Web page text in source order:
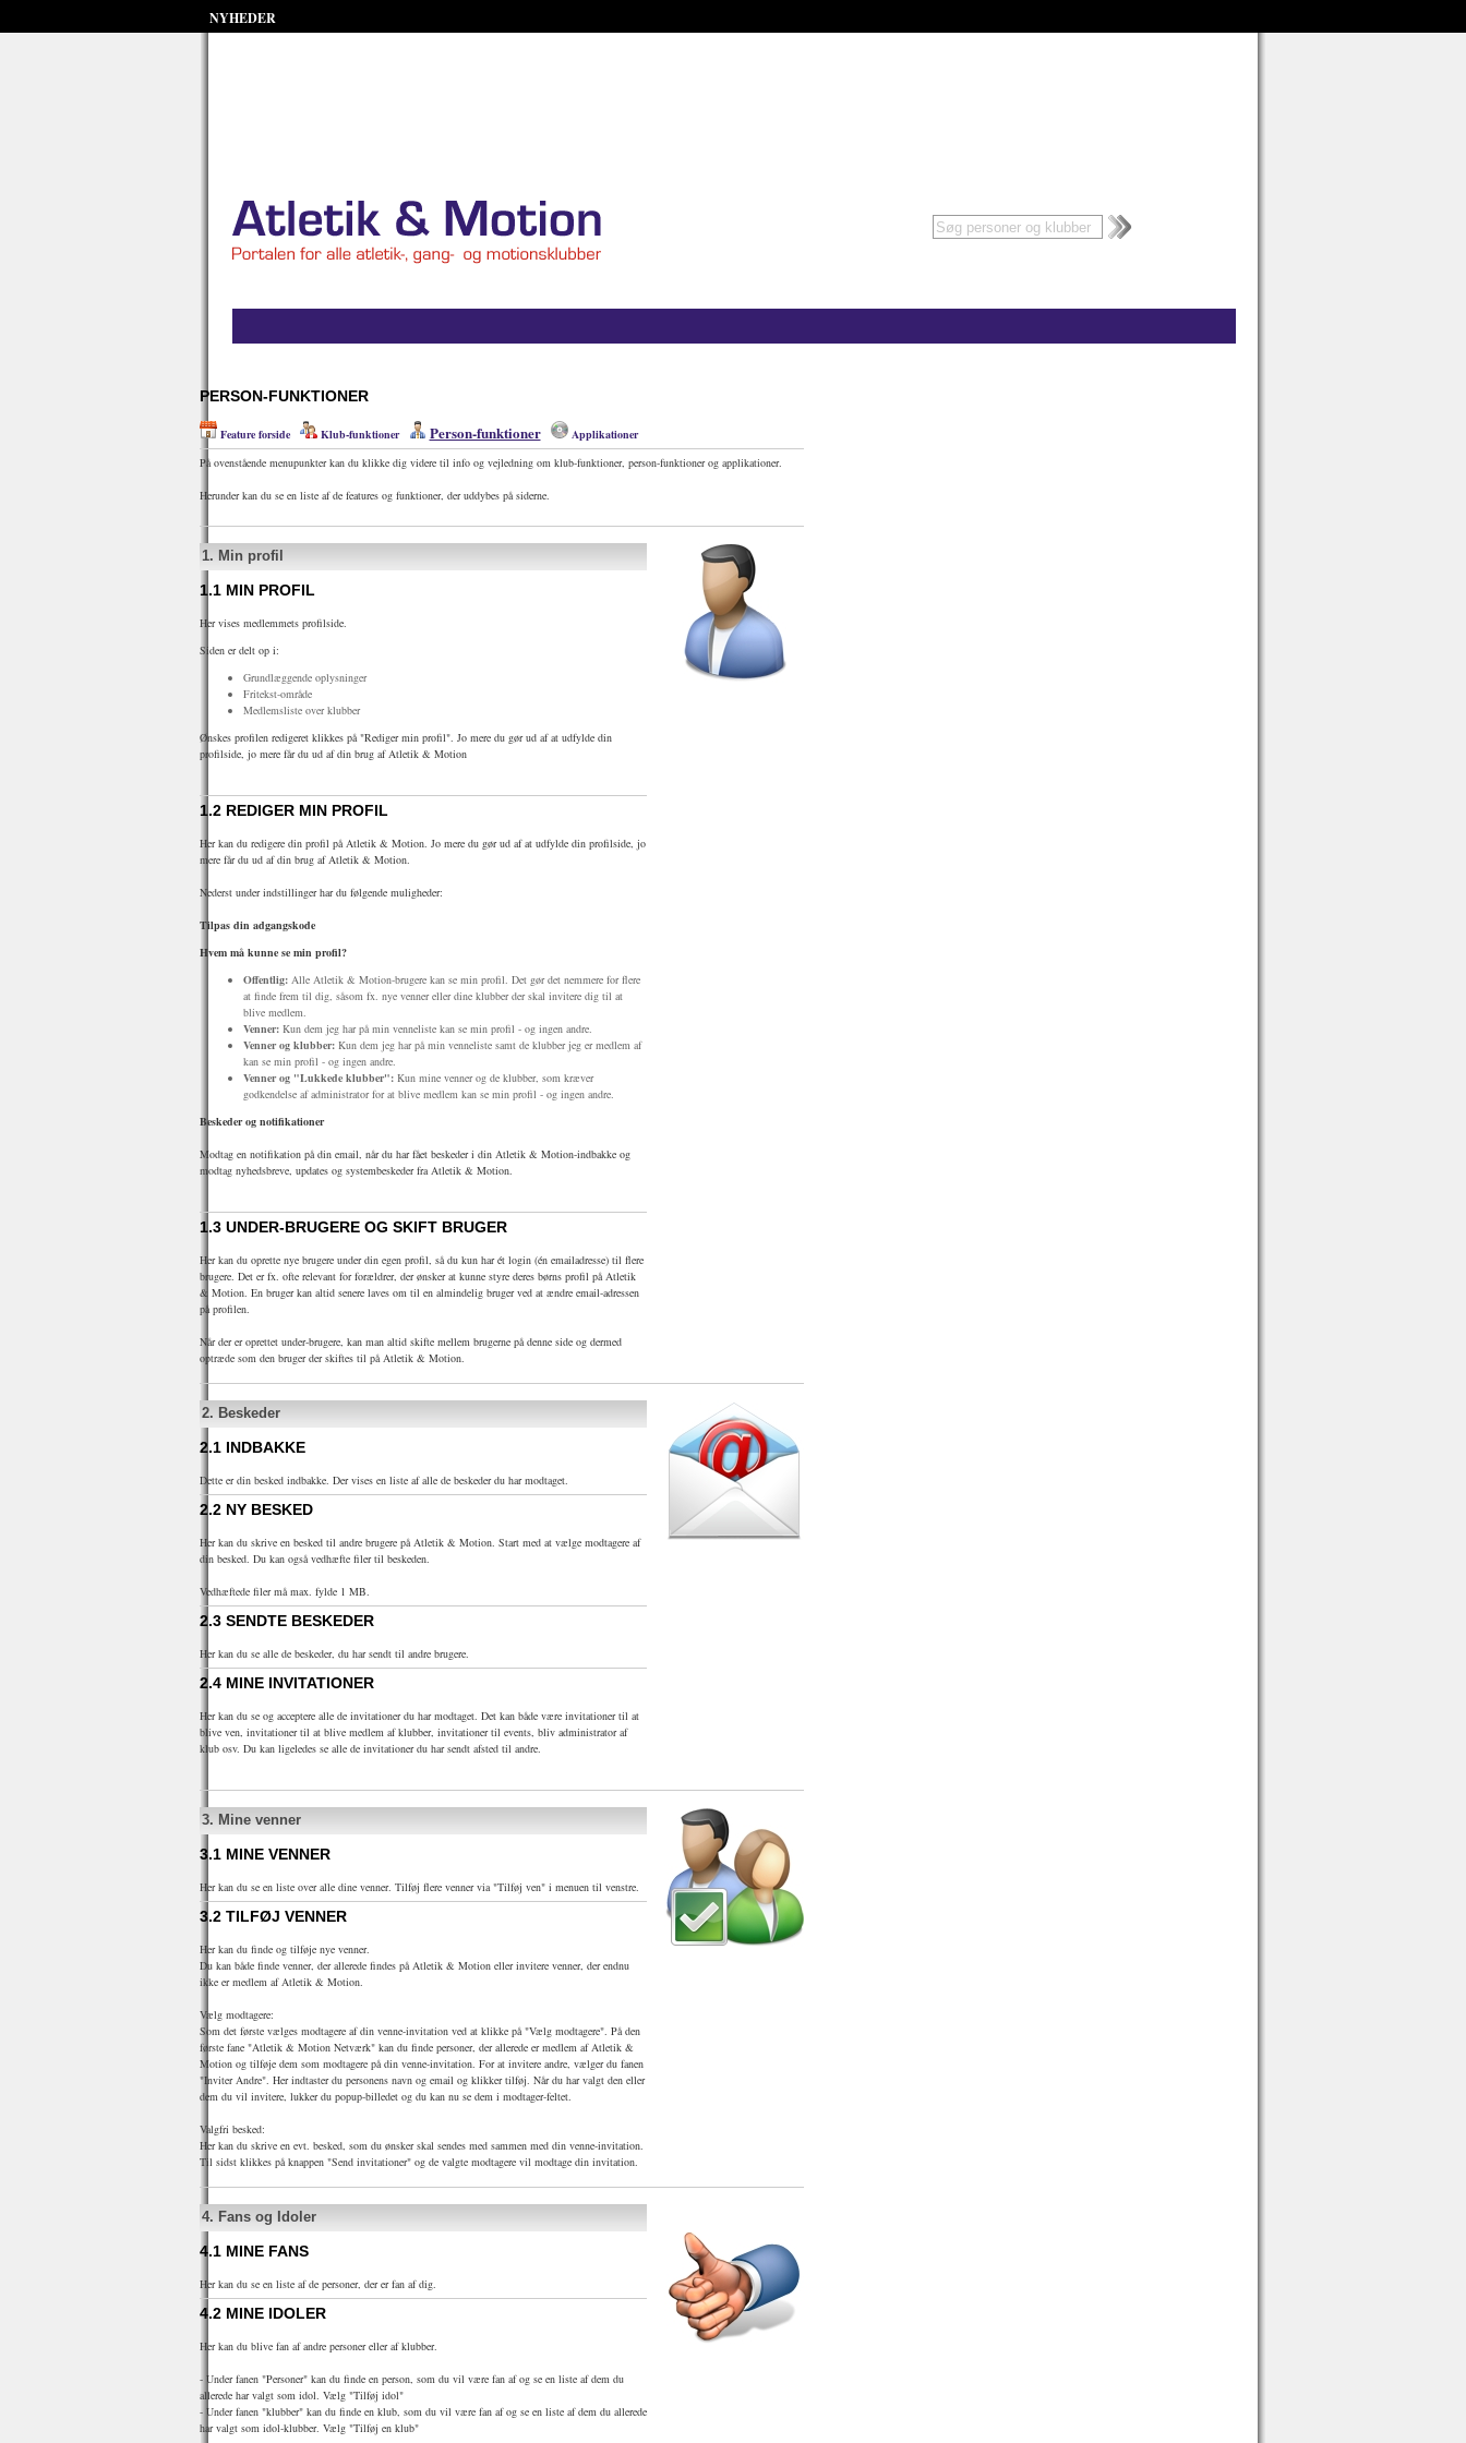
NYHEDER
PERSON-FUNKTIONER
Feature forside Klub-funktioner Person-funktioner
Applikationer
På ovenstående menupunkter kan du klikke dig videre til info og vejledning om klub-funktioner, person-funktioner og applikationer.
Herunder kan du se en liste af de features og funktioner, der uddybes på siderne.
1. Min profil
1.1 MIN PROFIL
Her vises medlemmets profilside.
Siden er delt op i:
Grundlæggende oplysninger
Fritekst-område
Medlemsliste over klubber
Ønskes profilen redigeret klikkes på "Rediger min profil". Jo mere du gør ud af at udfylde din
profilside, jo mere får du ud af din brug af Atletik & Motion
1.2 REDIGER MIN PROFIL
Her kan du redigere din profil på Atletik & Motion. Jo mere du gør ud af at udfylde din profilside, jo
mere får du ud af din brug af Atletik & Motion.
Nederst under indstillinger har du følgende muligheder:
Tilpas din adgangskode
Hvem må kunne se min profil?
Offentlig: Alle Atletik & Motion-brugere kan se min profil. Det gør det nemmere for flere
at finde frem til dig, såsom fx. nye venner eller dine klubber der skal invitere dig til at
blive medlem.
Venner:Kun dem jeg har på min venneliste kan se min profil - og ingen andre.
Venner og klubber: Kun dem jeg har på min venneliste samt de klubber jeg er medlem af
kan se min profil - og ingen andre.
Venner og "Lukkede klubber": Kun mine venner og de klubber, som kræver
godkendelse af administrator for at blive medlem kan se min profil - og ingen andre.
Beskeder og notifikationer
Modtag en notifikation på din email, når du har fået beskeder i din Atletik & Motion-indbakke og
modtag nyhedsbreve, updates og systembeskeder fra Atletik & Motion.
1.3 UNDER-BRUGERE OG SKIFT BRUGER
Her kan du oprette nye brugere under din egen profil, så du kun har ét login (én emailadresse) til flere
brugere. Det er fx. ofte relevant for forældrer, der ønsker at kunne styre deres børns profil på Atletik
& Motion. En bruger kan altid senere laves om til en almindelig bruger ved at ændre email-adressen
på profilen.
Når der er oprettet under-brugere, kan man altid skifte mellem brugerne på denne side og dermed
optræde som den bruger der skiftes til på Atletik & Motion.
2. Beskeder
2.1 INDBAKKE
Dette er din besked indbakke. Der vises en liste af alle de beskeder du har modtaget.
2.2 NY BESKED
Her kan du skrive en besked til andre brugere på Atletik & Motion. Start med at vælge modtagere af
din besked. Du kan også vedhæfte filer til beskeden.
Vedhæftede filer må max. fylde 1 MB.
2.3 SENDTE BESKEDER
Her kan du se alle de beskeder, du har sendt til andre brugere.
2.4 MINE INVITATIONER
Her kan du se og acceptere alle de invitationer du har modtaget. Det kan både være invitationer til at
blive ven, invitationer til at blive medlem af klubber, invitationer til events, bliv administrator af
klub osv. Du kan ligeledes se alle de invitationer du har sendt afsted til andre.
3. Mine venner
3.1 MINE VENNER
Her kan du se en liste over alle dine venner. Tilføj flere venner via "Tilføj ven" i menuen til venstre.
3.2 TILFØJ VENNER
Her kan du finde og tilføje nye venner.
Du kan både finde venner, der allerede findes på Atletik & Motion eller invitere venner, der endnu
ikke er medlem af Atletik & Motion.
Vælg modtagere:
Som det første vælges modtagere af din venne-invitation ved at klikke på "Vælg modtagere". På den
første fane "Atletik & Motion Netværk" kan du finde personer, der allerede er medlem af Atletik &
Motion og tilføje dem som modtagere på din venne-invitation. For at invitere andre, vælger du fanen
"Inviter Andre". Her indtaster du personens navn og email og klikker tilføj. Når du har valgt den eller
dem du vil invitere, lukker du popup-billedet og du kan nu se dem i modtager-feltet.
Valgfri besked:
Her kan du skrive en evt. besked, som du ønsker skal sendes med sammen med din venne-invitation.
Til sidst klikkes på knappen "Send invitationer" og de valgte modtagere vil modtage din invitation.
4. Fans og Idoler
4.1 MINE FANS
Her kan du se en liste af de personer, der er fan af dig.
4.2 MINE IDOLER
Her kan du blive fan af andre personer eller af klubber.
- Under fanen "Personer" kan du finde en person, som du vil være fan af og se en liste af dem du
allerede har valgt som idol. Vælg "Tilføj idol"
- Under fanen "klubber" kan du finde en klub, som du vil være fan af og se en liste af dem du allerede
har valgt som idol-klubber. Vælg "Tilføj en klub"